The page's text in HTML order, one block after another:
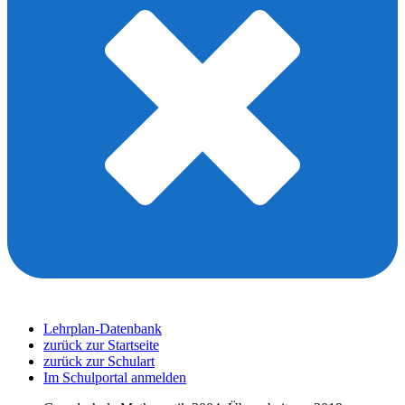
Lehrplan-Datenbank
zurück zur Startseite
zurück zur Schulart
Im Schulportal anmelden